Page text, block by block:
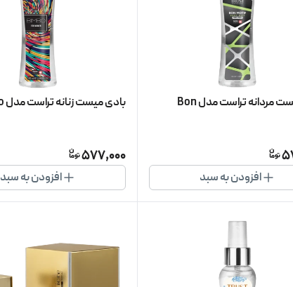
بادی میست مردانه تراست مدل Bon
افزودن به سبد
بادی میست زنانه تراست مدل Bimbo
577,000
افزودن به سبد